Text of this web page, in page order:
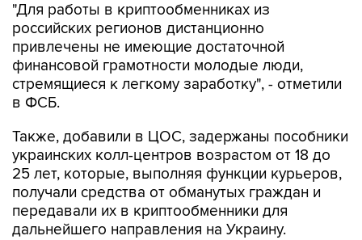
"Для работы в криптообменниках из
российских регионов дистанционно
привлечены не имеющие достаточной
финансовой грамотности молодые люди,
стремящиеся к легкому заработку", - отметили
в ФСБ.
Также, добавили в ЦОС, задержаны пособники
украинских колл-центров возрастом от 18 до
25 лет, которые, выполняя функции курьеров,
получали средства от обманутых граждан и
передавали их в криптообменники для
дальнейшего направления на Украину.